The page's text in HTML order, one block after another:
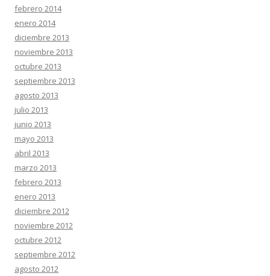
febrero 2014
enero 2014
diciembre 2013
noviembre 2013
octubre 2013
septiembre 2013
agosto 2013
julio 2013
junio 2013
mayo 2013
abril 2013
marzo 2013
febrero 2013
enero 2013
diciembre 2012
noviembre 2012
octubre 2012
septiembre 2012
agosto 2012